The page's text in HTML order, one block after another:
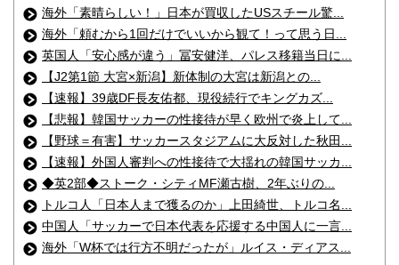
海外「素晴らしい！」日本が買収したUSスチール驚...
海外「頼むから1回だけでいいから観て！って思う日...
英国人「安心感が違う」冨安健洋、パレス移籍当日に...
【J2第1節 大宮×新潟】新体制の大宮は新潟との...
【速報】39歳DF長友佑都、現役続行でキングカズ...
【悲報】韓国サッカーの性接待が早く欧州で炎上して...
【野球＝有害】サッカースタジアムに大反対した秋田...
【速報】外国人審判への性接待で大揺れの韓国サッカ...
◆英2部◆ストーク・シティMF瀬古樹、2年ぶりの...
トルコ人「日本人まで獲るのか」上田綺世、トルコ名...
中国人「サッカーで日本代表を応援する中国人に一言...
海外「W杯では行方不明だったが」ルイス・ディアス...